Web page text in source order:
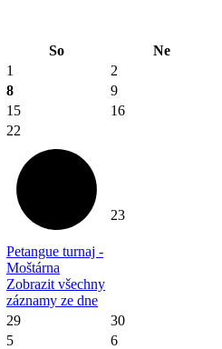
So
Ne
1
2
8
9
15 16
22
Petangue turnaj -
Moštárna
Zobrazit všechny
záznamy ze dne
23
29 30
5 6